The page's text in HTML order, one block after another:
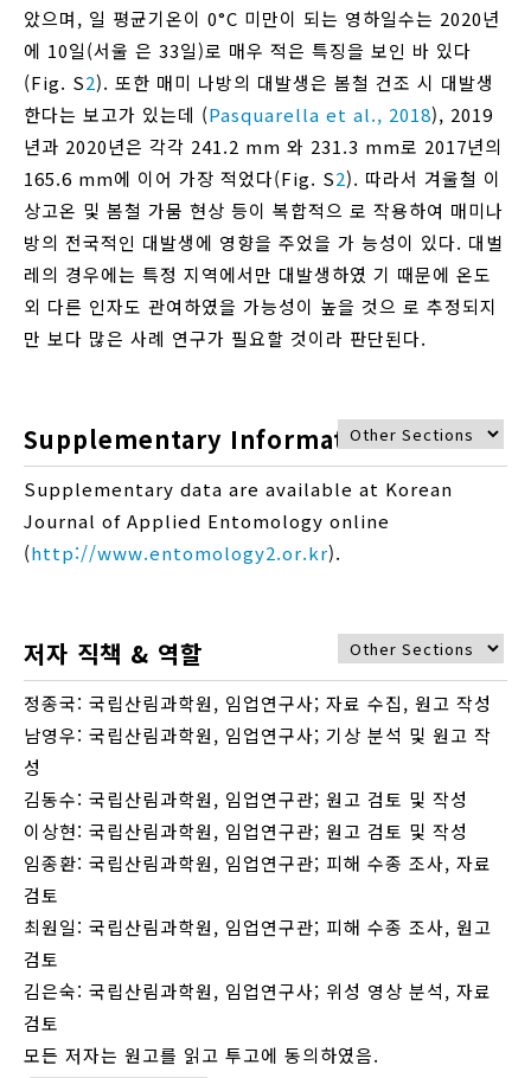
았으며, 일 평균기온이 0°C 미만이 되는 영하일수는 2020년
에 10일(서울 은 33일)로 매우 적은 특징을 보인 바 있다
(Fig. S2). 또한 매미 나방의 대발생은 봄철 건조 시 대발생
한다는 보고가 있는데 (Pasquarella et al., 2018), 2019
년과 2020년은 각각 241.2 mm 와 231.3 mm로 2017년의
165.6 mm에 이어 가장 적었다(Fig. S2). 따라서 겨울철 이
상고온 및 봄철 가뭄 현상 등이 복합적으 로 작용하여 매미나
방의 전국적인 대발생에 영향을 주었을 가 능성이 있다. 대벌
레의 경우에는 특정 지역에서만 대발생하였 기 때문에 온도
외 다른 인자도 관여하였을 가능성이 높을 것으 로 추정되지
만 보다 많은 사례 연구가 필요할 것이라 판단된다.
Supplementary Information
Supplementary data are available at Korean
Journal of Applied Entomology online
(http://www.entomology2.or.kr).
저자 직책 & 역할
정종국: 국립산림과학원, 임업연구사; 자료 수집, 원고 작성
남영우: 국립산림과학원, 임업연구사; 기상 분석 및 원고 작
성
김동수: 국립산림과학원, 임업연구관; 원고 검토 및 작성
이상현: 국립산림과학원, 임업연구관; 원고 검토 및 작성
임종환: 국립산림과학원, 임업연구관; 피해 수종 조사, 자료
검토
최원일: 국립산림과학원, 임업연구관; 피해 수종 조사, 원고
검토
김은숙: 국립산림과학원, 임업연구사; 위성 영상 분석, 자료
검토
모든 저자는 원고를 읽고 투고에 동의하였음.